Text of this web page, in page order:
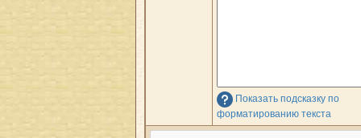
Показать подсказку по
форматированию текста